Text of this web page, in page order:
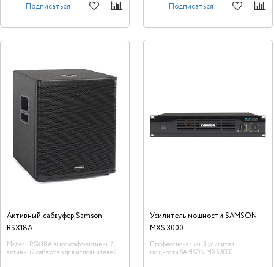
Подписаться Подписаться
Активный сабвуфер Samson
RSX18A
Модель RSX18A высокоэффективный,
активный сабвуфер для исполнителей и
Усилитель мощности SAMSON
MXS 3000
Профессиональный усилитель
мощности SAMSON MXS 3000